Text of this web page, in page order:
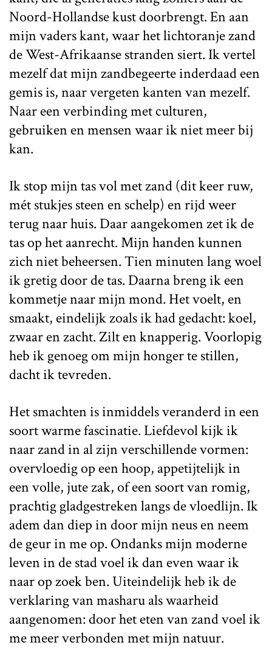
Noord-Hollandse kust doorbrengt. En aan
mijn vaders kant, waar het lichtoranje zand
de West-Afrikaanse stranden siert. Ik vertel
mezelf dat mijn zandbegeerte inderdaad een
gemis is, naar vergeten kanten van mezelf.
Naar een verbinding met culturen,
gebruiken en mensen waar ik niet meer bij
kan.
Ik stop mijn tas vol met zand (dit keer ruw,
mét stukjes steen en schelp) en rijd weer
terug naar huis. Daar aangekomen zet ik de
tas op het aanrecht. Mijn handen kunnen
zich niet beheersen. Tien minuten lang woel
ik gretig door de tas. Daarna breng ik een
kommetje naar mijn mond. Het voelt, en
smaakt, eindelijk zoals ik had gedacht: koel,
zwaar en zacht. Zilt en knapperig. Voorlopig
heb ik genoeg om mijn honger te stillen,
dacht ik tevreden.
Het smachten is inmiddels veranderd in een
soort warme fascinatie. Liefdevol kijk ik
naar zand in al zijn verschillende vormen:
overvloedig op een hoop, appetijtelijk in
een volle, jute zak, of een soort van romig,
prachtig gladgestreken langs de vloedlijn. Ik
adem dan diep in door mijn neus en neem
de geur in me op. Ondanks mijn moderne
leven in de stad voel ik dan even waar ik
naar op zoek ben. Uiteindelijk heb ik de
verklaring van masharu als waarheid
aangenomen: door het eten van zand voel ik
me meer verbonden met mijn natuur.